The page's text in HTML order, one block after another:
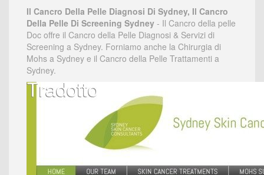
Il Cancro Della Pelle Diagnosi Di Sydney, Il Cancro
Della Pelle Di Screening Sydney - Il Cancro della pelle
Doc offre il Cancro della Pelle Diagnosi & Servizi di
Screening a Sydney. Forniamo anche la Chirurgia di
Mohs a Sydney e il Cancro della Pelle Trattamenti a
Sydney.